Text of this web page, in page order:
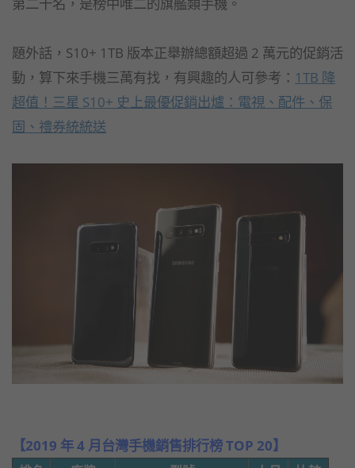
題外話，S10+ 1TB 版本正舉辦總額超過 2 萬元的促銷活
動，算下來手機三萬有找，有興趣的人可參考： 1TB 降
超值！三星 S10+ 史上最優促銷出爐：電視、配件、保
固、禮券統統送
【2019 年 4 月台灣手機銷售排行榜 TOP 20】